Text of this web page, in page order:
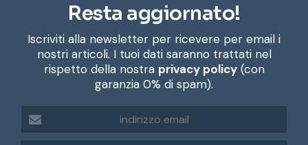
Resta aggiornato!
Iscriviti alla newsletter per ricevere per email i
nostri articoli. I tuoi dati saranno trattati nel
rispetto della nostra privacy policy(con
garanzia 0% di spam).
d